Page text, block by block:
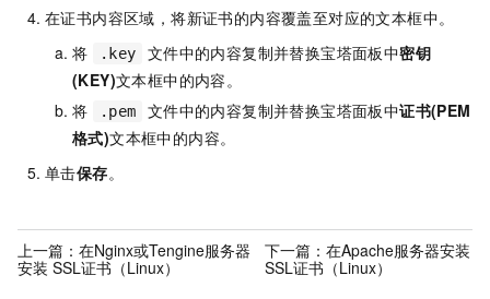
在证书内容区域，将新证书的内容覆盖至对应的文本框中。
将
.key 文件中的内容复制并替换宝塔面板中密钥
(KEY)文本框中的内容。
将
.pem 文件中的内容复制并替换宝塔面板中证书(PEM
格式)文本框中的内容。
单击保存。
上一篇： 在Nginx或Tengine服务器
安装 SSL证书（Linux）
下一篇： 在Apache服务器安装
SSL证书（Linux）